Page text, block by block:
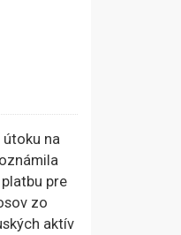
útoku na
pre
zo
aktív